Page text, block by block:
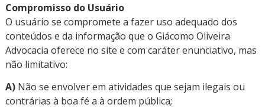
Compromisso do Usuário
O usuário se compromete a fazer uso adequado dos
conteúdos e da informação que o Giácomo Oliveira
Advocacia oferece no site e com caráter enunciativo, mas
não limitativo:
A)Não se envolver em atividades que sejam ilegais ou
contrárias à boa fé a à ordem pública;